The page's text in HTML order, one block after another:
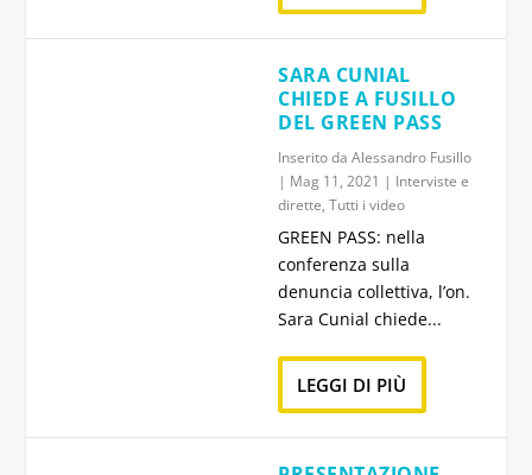
SARA CUNIAL
CHIEDE A FUSILLO
DEL GREEN PASS
Inserito da Alessandro Fusillo
| Mag 11, 2021 | Interviste e
dirette, Tutti i video
GREEN PASS: nella
conferenza sulla
denuncia collettiva, l’on.
Sara Cunial chiede...
LEGGI DI PIÙ